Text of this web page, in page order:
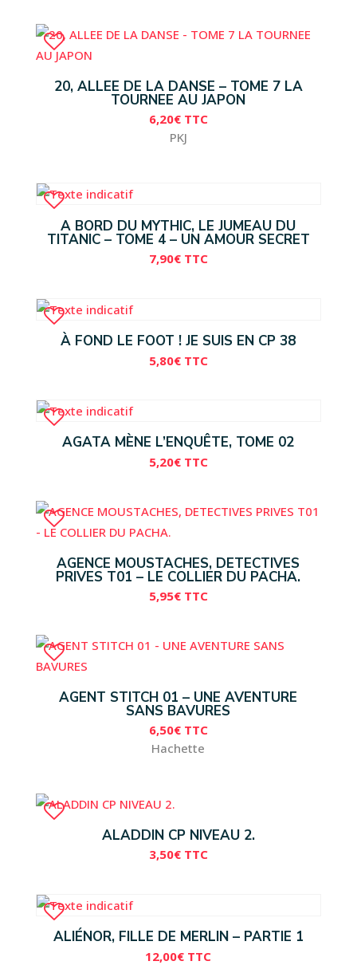
20, ALLEE DE LA DANSE – TOME 7 LA
TOURNEE AU JAPON
6,20€ TTC
PKJ
A BORD DU MYTHIC, LE JUMEAU DU
TITANIC – TOME 4 – UN AMOUR SECRET
7,90€ TTC
À FOND LE FOOT ! JE SUIS EN CP 38
5,80€ TTC
AGATA MÈNE L’ENQUÊTE, TOME 02
5,20€ TTC
AGENCE MOUSTACHES, DETECTIVES
PRIVES T01 – LE COLLIER DU PACHA.
5,95€ TTC
AGENT STITCH 01 – UNE AVENTURE
SANS BAVURES
6,50€ TTC
Hachette
ALADDIN CP NIVEAU 2.
3,50€ TTC
ALIÉNOR, FILLE DE MERLIN – PARTIE 1
12,00€ TTC